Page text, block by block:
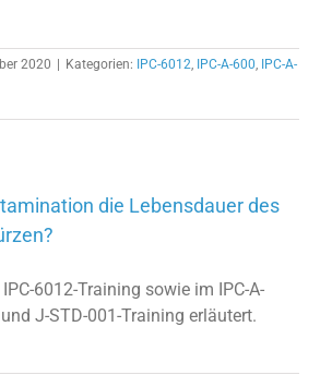
2020 | Kategorien: IPC-6012 IPC-A-600 IPC-A-
die Lebensdauer des
6012-Training sowie im IPC-A-
und J-STD-001-Training erläutert.